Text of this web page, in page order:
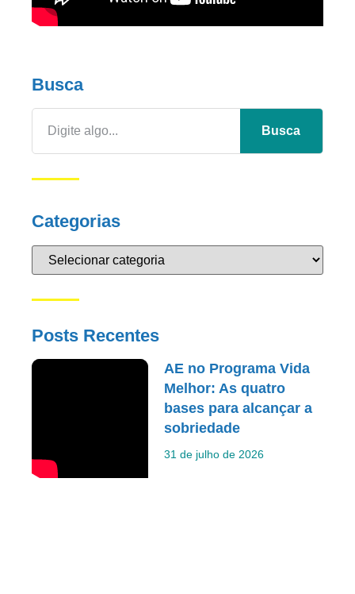
Busca
Busca
Categorias
Posts Recentes
AE no Programa Vida
Melhor: As quatro
bases para alcançar a
sobriedade
31 de julho de 2026